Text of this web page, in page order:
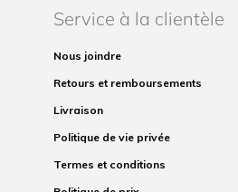
Service à la clientèle
Nous joindre
Retours et remboursements
Livraison
Politique de vie privée
Termes et conditions